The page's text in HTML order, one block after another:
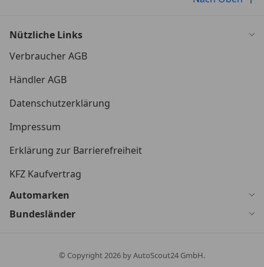
Nützliche Links
Verbraucher AGB
Händler AGB
Datenschutzerklärung
Impressum
Erklärung zur Barrierefreiheit
KFZ Kaufvertrag
Automarken
Bundesländer
© Copyright2026 by AutoScout24 GmbH.